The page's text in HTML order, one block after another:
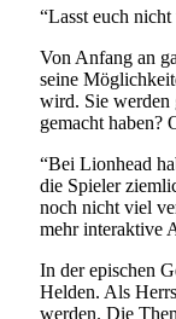
“Lasst euch
Von Anfang an
seine
wird. Sie werden
gemacht haben?
“Bei Lionhead
die Spieler
noch nicht viel
mehr interaktive
In der epischen
Helden. Als
werden. Die